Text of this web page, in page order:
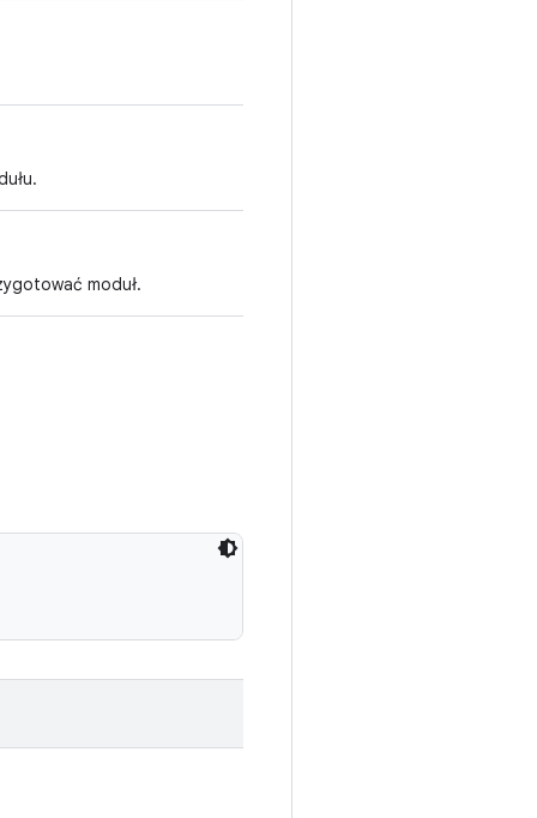
moduł.